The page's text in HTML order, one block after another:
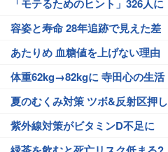
「モテるためのヒント」326人に
容姿と寿命 28年追跡で見えた差
あたりめ 血糖値を上げない理由
体重62kg→82kgに 寺田心の生活
夏のむくみ対策 ツボ&反射区押し
紫外線対策がビタミンD不足に